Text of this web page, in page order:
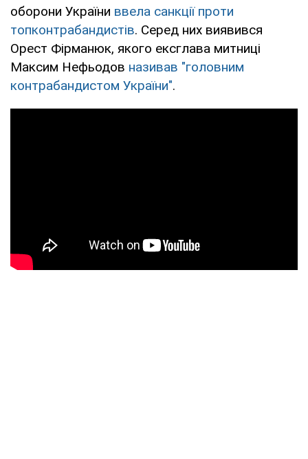
оборони України ввела санкції проти
топконтрабандистів. Серед них виявився
Орест Фірманюк, якого ексглава митниці
Максим Нефьодов називав "головним
контрабандистом України".